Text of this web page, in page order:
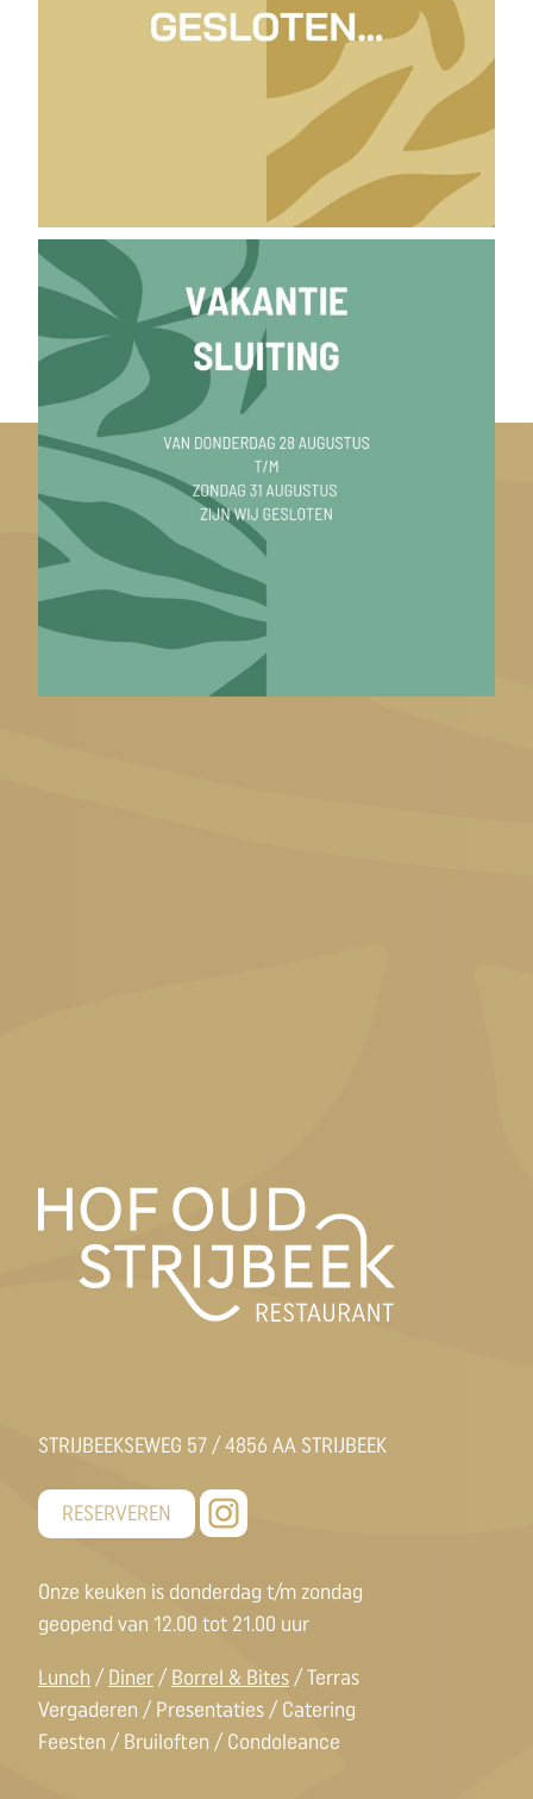
STRIJBEEKSEWEG 57 / 4856 AA STRIJBEEK
RESERVEREN
Onze keuken is donderdag t/m zondag
geopend van 12.00 tot 21.00 uur
Lunch / Diner / Borrel & Bites / Terras
Vergaderen / Presentaties / Catering
Feesten / Bruiloften / Condoleance